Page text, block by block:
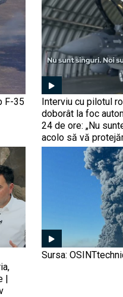
O
sus
Un
a
F-35
Interviu cu pilotul
doborât la foc
24 de ore: „Nu
acolo să vă
|
Sursa: